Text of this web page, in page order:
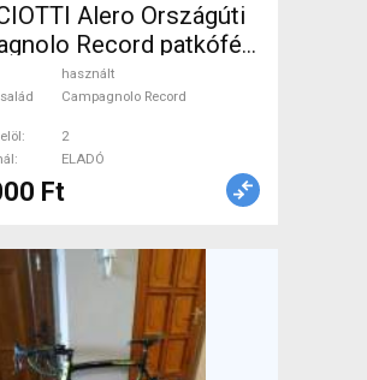
Alero Országúti
Record patkófék
ELADÓ
használt
Campagnolo Record
2
ELADÓ
Ft